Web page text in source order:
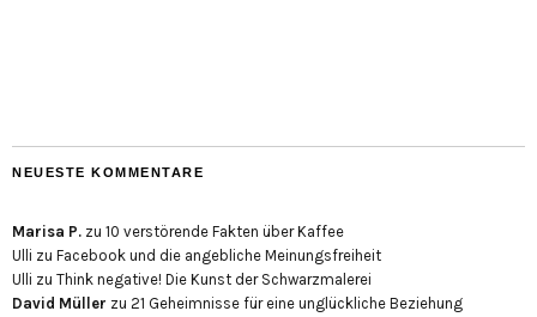
NEUESTE KOMMENTARE
Marisa P. zu 10 verstörende Fakten über Kaffee
Ulli zu Facebook und die angebliche Meinungsfreiheit
Ulli zu Think negative! Die Kunst der Schwarzmalerei
David Müller zu 21 Geheimnisse für eine unglückliche Beziehung